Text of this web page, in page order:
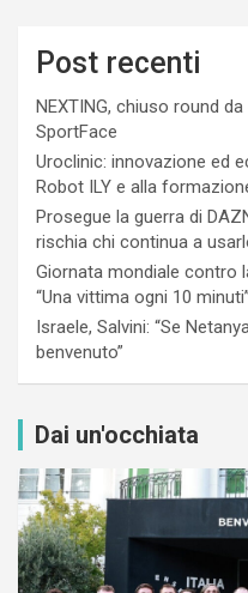
Post recenti
NEXTING, chiuso round
SportFace
Uroclinic: innovazione ed
Robot ILY e alla
Prosegue la guerra di
rischia chi continua a
Giornata mondiale contro
“Una vittima ogni 10 minuti”
Israele, Salvini: “Se
benvenuto”
Dai un'occhiata